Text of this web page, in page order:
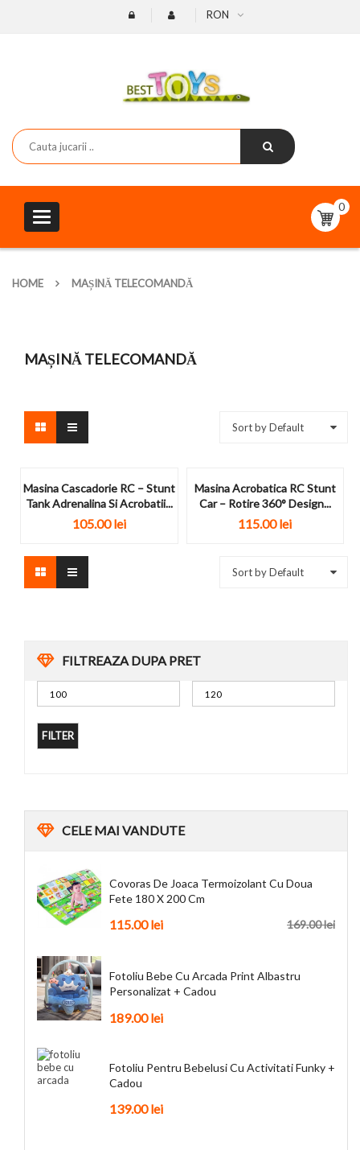
RON
Toggle
navigation
0
HOME MAȘINĂ TELECOMANDĂ
FILTREAZA DUPA PRET
FILTER
CELEMAI VANDUTE
Covoras De Joaca Termoizolant Cu Doua
Fete 180 X 200 Cm
169.00lei
115.00lei
Fotoliu Bebe Cu Arcada Print Albastru
Personalizat + Cadou
189.00lei
Fotoliu Pentru Bebelusi Cu Activitati Funky +
Cadou
139.00lei
MAȘINĂ TELECOMANDĂ
Sort by Default
Masina Cascadorie RC – Stunt
Tank Adrenalina Si Acrobatii...
105.00lei
Masina Acrobatica RC Stunt
Car – Rotire 360° Design...
115.00lei
Sort by Default